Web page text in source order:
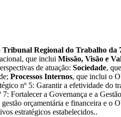
Regional do Trabalho da
que inclui Missão, Visão e
de atuação: Sociedade,
Processos Internos, que inclui o
nº 5: Garantir a efetividade do
Fortalecer a Governança e a
orçamentária e financeira e
estratégicos estabelecidos..